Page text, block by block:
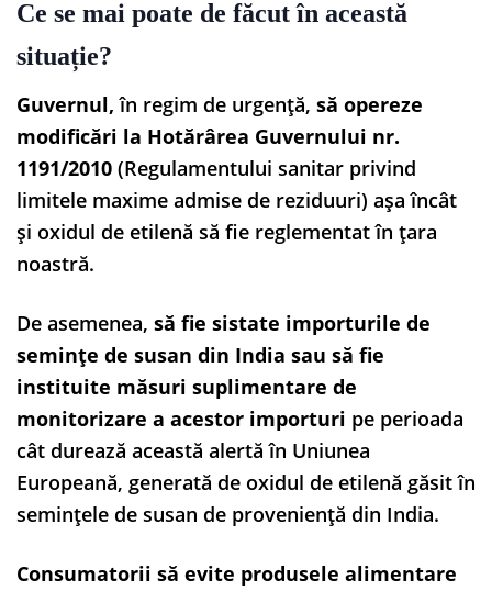
Ce se mai poate de făcut în această
situație?
Guvernul, în regim de urgență, să opereze
modificări la Hotărârea Guvernului nr.
1191/2010 (Regulamentului sanitar privind
limitele maxime admise de reziduuri) așa încât
și oxidul de etilenă să fie reglementat în țara
noastră.
De asemenea, să fie sistate importurile de
semințe de susan din India sau să fie
instituite măsuri suplimentare de
monitorizare a acestor importuri pe perioada
cât durează această alertă în Uniunea
Europeană, generată de oxidul de etilenă găsit în
semințele de susan de proveniență din India.
Consumatorii să evite produsele alimentare